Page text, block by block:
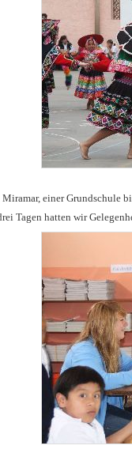
einer Grundschule
Tagen hatten wir